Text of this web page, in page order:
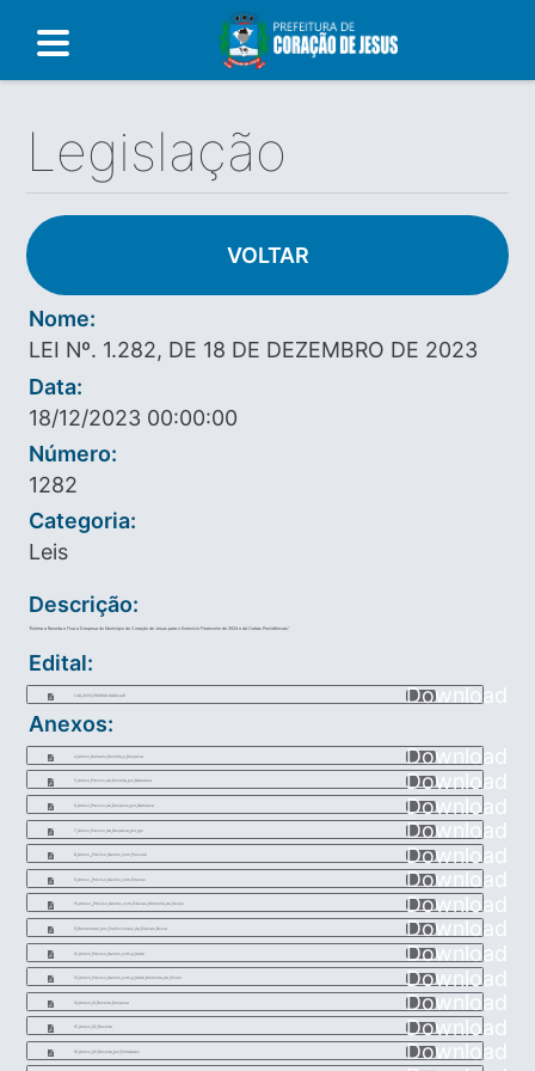
Legislação
VOLTAR
Nome:
LEI Nº. 1.282, DE 18 DE DEZEMBRO DE 2023
Data:
18/12/2023 00:00:00
Número:
1282
Categoria:
Leis
Descrição:
“Estima a Receita e Fixa a Despesa do Município de Coração de Jesus para o Exercício Financeiro de 2024 e dá Outras Providências”.
Edital:
LOA_2024_PROMULGADA.pdf
Download
Anexos:
4_Anexo_Sumario_Receita_e_Despesa Download
5_Anexo_Previso_da_Receita_por_Natureza Download
6_Anexo_Previso_da_Despesa_por_Natureza Download
7_Anexo_Previso_da_Despesa_por_rgo Download
8_Anexo__Previso_Gastos_com_Pessoal Download
9_Anexo__Previso_Gastos_com_Educao Download
10_Anexo__Previso_Gastos_com_Educao_Memoria_de_Clculo Download
11_Remunerao_dos_Profissionais_da_Educao_Bsica Download
12_Anexo_Previso_Gastos_com_a_Sade Download
13_Anexo_Previso_Gastos_com_a_Sade_Memoria_de_Clculo Download
14_Anexo_01_Receita_Despesa Download
15_Anexo_02_Receita Download
16_Anexo_02_Receita_por_Entidades Download